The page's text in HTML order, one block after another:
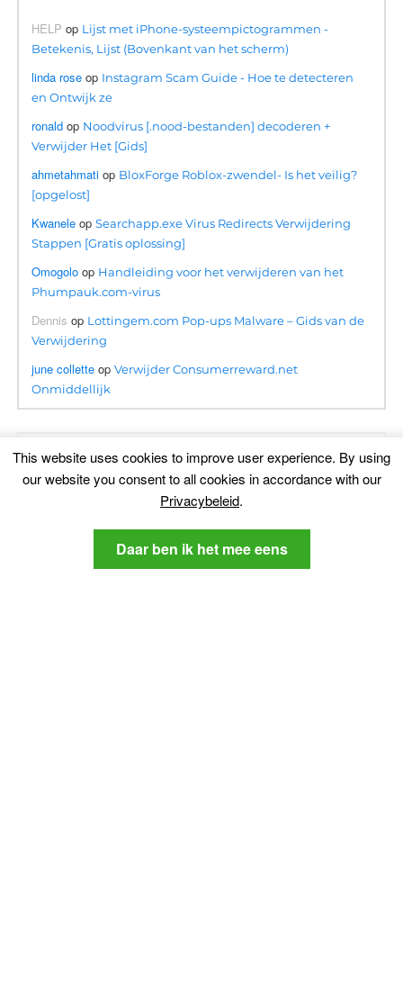
HELP op Lijst met iPhone-systeempictogrammen -
Betekenis, Lijst (Bovenkant van het scherm)
linda rose op Instagram Scam Guide - Hoe te detecteren
en Ontwijk ze
ronald op Noodvirus [.nood-bestanden] decoderen +
Verwijder Het [Gids]
ahmetahmati op BloxForge Roblox-zwendel- Is het veilig?
[opgelost]
Kwanele opSearchapp.exe Virus Redirects Verwijdering
Stappen [Gratis oplossing]
Omogolo op Handleiding voor het verwijderen van het
Phumpauk.com-virus
Dennis op Lottingem.com Pop-ups Malware – Gids van de
Verwijdering
june collette opVerwijder Consumerreward.net
Onmiddellijk
Vertaling
This website uses cookies to improve user experience. By using
our website you consent to all cookies in accordance with our
Privacybeleid.
Daar ben ik het mee eens